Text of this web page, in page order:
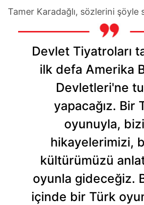
Tamer Karadağlı, sözlerini şöyle
Devlet Tiyatroları
ilk defa Amerika
Devletleri'ne
yapacağız. Bir
oyunuyla,
hikayelerimizi,
kültürümüzü
oyunla gideceğiz.
içinde bir Türk